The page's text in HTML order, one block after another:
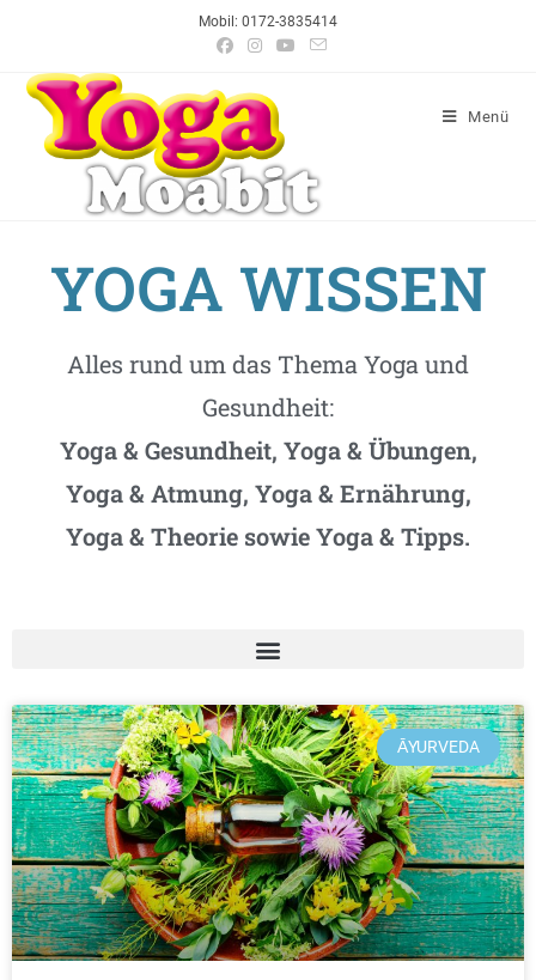
Mobil: 0172-3835414
Menü
YOGA WISSEN
Alles rund um das Thema Yoga und
Gesundheit:
Yoga & Gesundheit, Yoga & Übungen,
Yoga & Atmung, Yoga & Ernährung,
Yoga & Theorie sowie Yoga & Tipps.
ĀYURVEDA